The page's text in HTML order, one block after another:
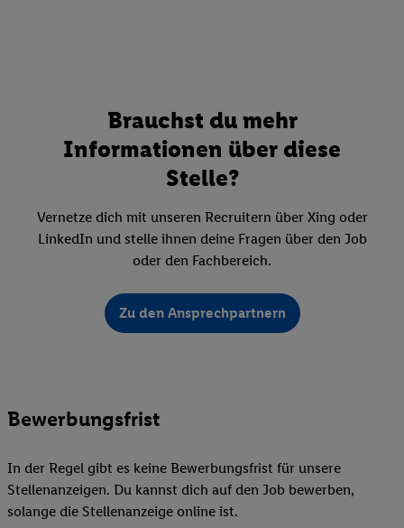
Brauchst du mehr
Informationen über diese
Stelle?
Vernetze dich mit unseren Recruitern über Xing oder
LinkedIn und stelle ihnen deine Fragen über den Job
oder den Fachbereich.
Zu den Ansprechpartnern
Bewerbungsfrist
In der Regel gibt es keine Bewerbungsfrist für unsere
Stellenanzeigen. Du kannst dich auf den Job bewerben,
solange die Stellenanzeige online ist.